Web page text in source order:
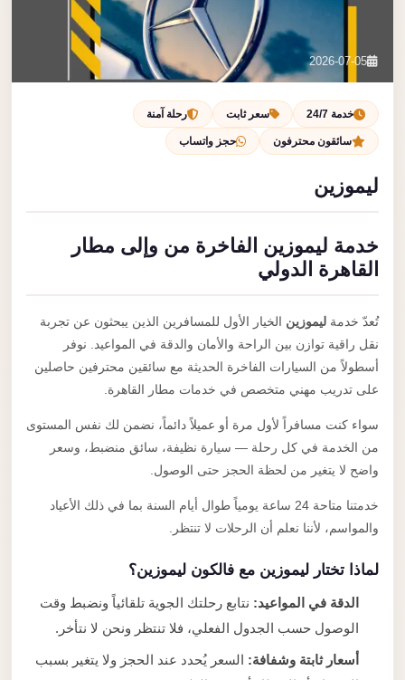
بنا
احجز الآن
2026-07-05
خدمة 24/7 سعر ثابت رحلة آمنة
سائقون محترفون حجز واتساب
ليموزين
خدمة ليموزين الفاخرة من وإلى مطار
القاهرة الدولي
تُعدّ خدمةليموزينالخيار الأول للمسافرين الذين يبحثون عن تجربة
نقل راقية توازن بين الراحة والأمان والدقة في المواعيد. نوفر
أسطولاً من السيارات الفاخرة الحديثة مع سائقين محترفين حاصلين
على تدريب مهني متخصص في خدمات مطار القاهرة.
سواء كنت مسافراً لأول مرة أو عميلاً دائماً، نضمن لك نفس المستوى
من الخدمة في كل رحلة — سيارة نظيفة، سائق منضبط، وسعر
واضح لا يتغير من لحظة الحجز حتى الوصول.
خدمتنا متاحة 24 ساعة يومياً طوال أيام السنة بما في ذلك الأعياد
والمواسم، لأننا نعلم أن الرحلات لا تنتظر.
لماذا تختار ليموزين مع فالكون ليموزين؟
الدقة في المواعيد:نتابع رحلتك الجوية تلقائياً ونضبط وقت
الوصول حسب الجدول الفعلي، فلا تنتظر ونحن لا نتأخر.
أسعار ثابتة وشفافة:السعر يُحدد عند الحجز ولا يتغير بسبب